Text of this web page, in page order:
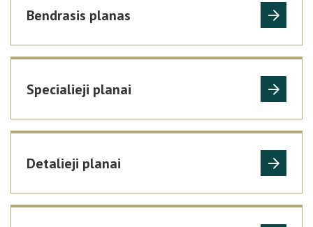
Bendrasis planas
Specialieji planai
Detalieji planai